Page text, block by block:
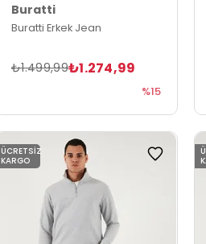
Buratti
Buratti Erkek Jean
₺1.274,99
₺1.499,99
%15
ÜCRETSIZ
KARGO